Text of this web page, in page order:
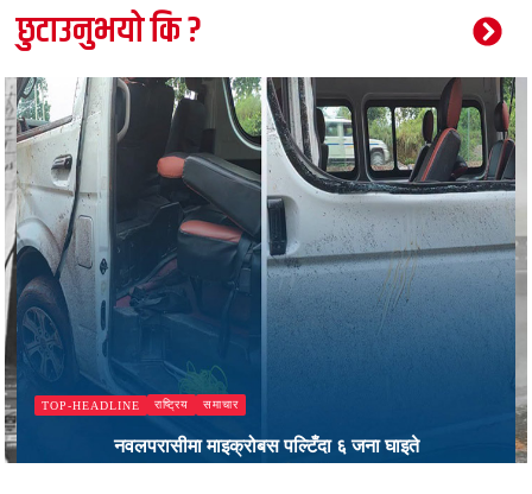
छुटाउनुभयो कि ?
TOP-HEADLINE राष्ट्रिय समाचार
नवलपरासीमा माइक्रोबस पल्टिँदा ६ जना घाइते